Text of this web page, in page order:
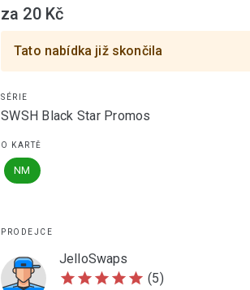
za 20 Kč
Tato nabídka již skončila
SÉRIE
SWSH Black Star Promos
O KARTĚ
NM
PRODEJCE
JelloSwaps
starstarstarstarstar (5)